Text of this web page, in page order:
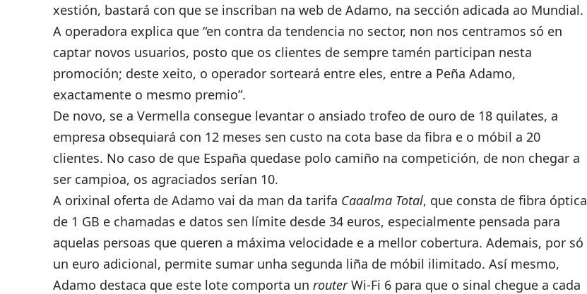
xestión, bastará con que se inscriban na web de Adamo, na sección adicada ao Mundial.
A operadora explica que “en contra da tendencia no sector, non nos centramos só en
captar novos usuarios, posto que os clientes de sempre tamén participan nesta
promoción; deste xeito, o operador sorteará entre eles, entre a Peña Adamo,
exactamente o mesmo premio”.
De novo, se a Vermella consegue levantar o ansiado trofeo de ouro de 18 quilates, a
empresa obsequiará con 12 meses sen custo na cota base da fibra e o móbil a 20
clientes. No caso de que España quedase polo camiño na competición, de non chegar a
ser campioa, os agraciados serían 10.
A orixinal oferta de Adamo vai da man da tarifa Caaalma Total, que consta de fibra óptica
de 1 GB e chamadas e datos sen límite desde 34 euros, especialmente pensada para
aquelas persoas que queren a máxima velocidade e a mellor cobertura. Ademais, por só
un euro adicional, permite sumar unha segunda liña de móbil ilimitado. Así mesmo,
Adamo destaca que este lote comporta un routerWi-Fi 6 para que o sinal chegue a cada